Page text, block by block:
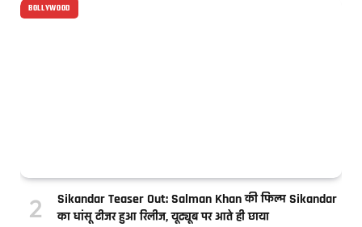
BOLLYWOOD
Sikandar Teaser Out: Salman Khan की फिल्म Sikandar
का धांसू टीजर हुआ रिलीज, यूट्यूब पर आते ही छाया